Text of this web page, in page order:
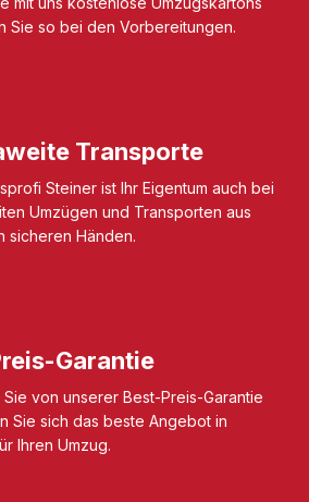
Sie so bei den Vorbereitungen.
Transporte
Steiner ist Ihr Eigentum auch bei
Umzügen und Transporten aus
sicheren Händen.
Garantie
von unserer Best-Preis-Garantie
Sie sich das beste Angebot in
Ihren Umzug.